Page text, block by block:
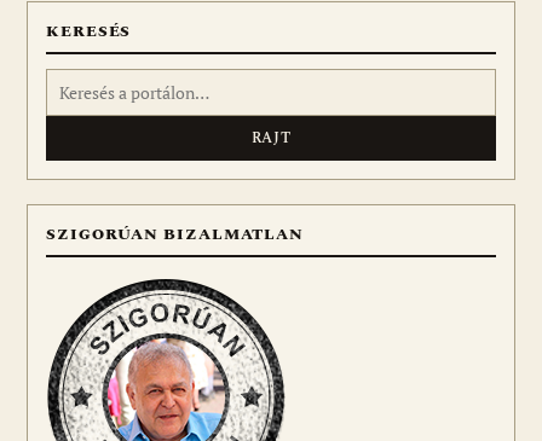
KERESÉS
Keresés:
SZIGORÚAN BIZALMATLAN